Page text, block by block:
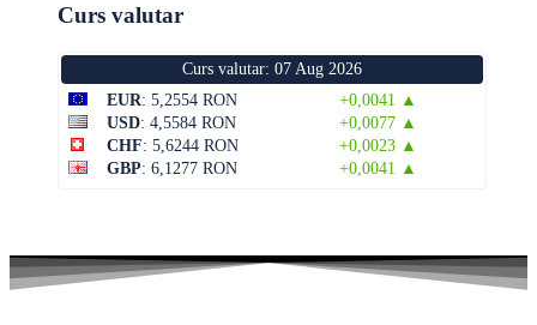
Curs valutar
Curs valutar: 07 Aug 2026
EUR: 5,2554 RON
+0,0041 ▲
USD: 4,5584 RON
+0,0077 ▲
CHF: 5,6244 RON
+0,0023 ▲
GBP: 6,1277 RON +0,0041 ▲